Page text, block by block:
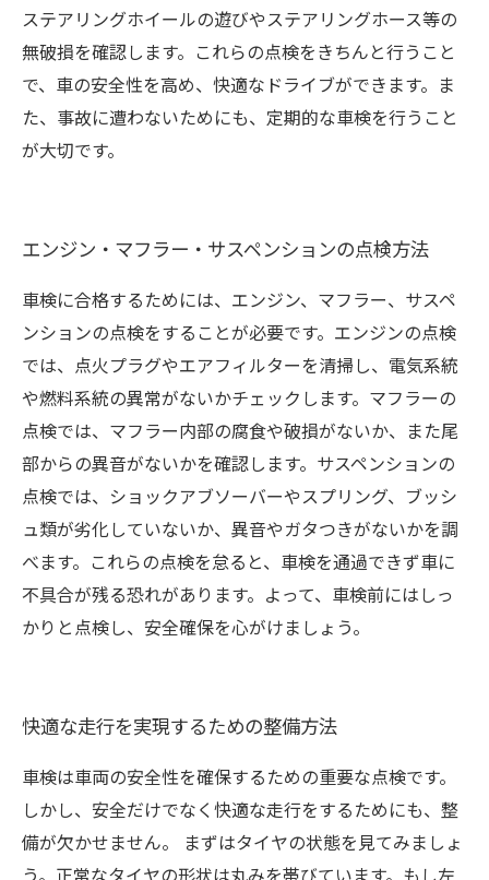
ステアリングホイールの遊びやステアリングホース等の
無破損を確認します。これらの点検をきちんと行うこと
で、車の安全性を高め、快適なドライブができます。ま
た、事故に遭わないためにも、定期的な車検を行うこと
が大切です。
エンジン・マフラー・サスペンションの点検方法
車検に合格するためには、エンジン、マフラー、サスペ
ンションの点検をすることが必要です。エンジンの点検
では、点火プラグやエアフィルターを清掃し、電気系統
や燃料系統の異常がないかチェックします。マフラーの
点検では、マフラー内部の腐食や破損がないか、また尾
部からの異音がないかを確認します。サスペンションの
点検では、ショックアブソーバーやスプリング、ブッシ
ュ類が劣化していないか、異音やガタつきがないかを調
べます。これらの点検を怠ると、車検を通過できず車に
不具合が残る恐れがあります。よって、車検前にはしっ
かりと点検し、安全確保を心がけましょう。
快適な走行を実現するための整備方法
車検は車両の安全性を確保するための重要な点検です。
しかし、安全だけでなく快適な走行をするためにも、整
備が欠かせません。 まずはタイヤの状態を見てみましょ
う。正常なタイヤの形状は丸みを帯びています。もし左